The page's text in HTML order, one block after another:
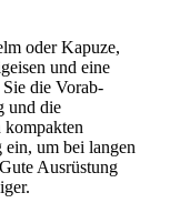
oder Kapuze,
und eine
die Vorab-
und die
kompakten
um bei langen
Ausrüstung